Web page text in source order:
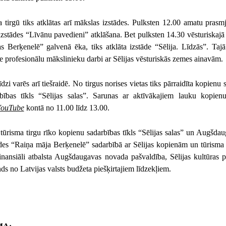
tirgū tiks atklātas arī mākslas izstādes. Pulksten 12.00 amatu
“Līvānu pavedieni” atklāšana. Bet pulksten 14.30
Berķenelē” galvenā ēka, tiks atklāta izstāde “Sēlija. Līdzās”.
profesionālu mākslinieku darbi ar Sēlijas vēsturiskās zemes ainavām.
varēs arī tiešraidē. No tirgus norises vietas tiks pārraidīta kopienu
tīkls “Sēlijas salas”. Sarunas ar aktīvākajiem lauku
kontā no 11.00 līdz 13.00.
tirgu rīko kopienu sadarbības tīkls “Sēlijas salas” un
“Raiņa māja Berķenelē” sadarbībā ar Sēlijas kopienām un
atbalsta Augšdaugavas novada pašvaldība, Sēlijas kultūras
no Latvijas valsts budžeta piešķirtajiem līdzekļiem.